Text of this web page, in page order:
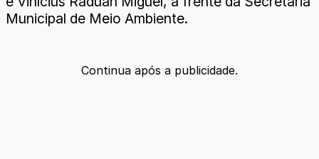
Municipal de Meio Ambiente.
Continua após a publicidade.